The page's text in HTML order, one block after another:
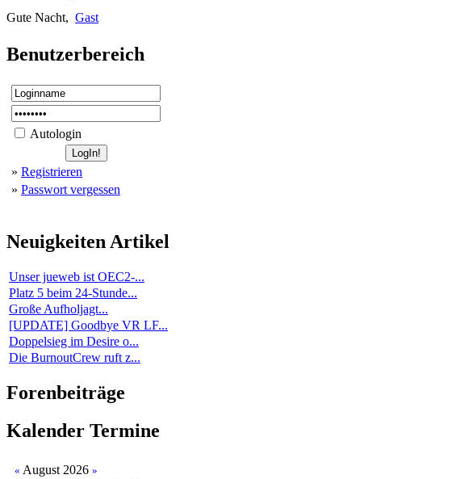
Gute Nacht, Gast
Benutzerbereich
Autologin
» Registrieren
» Passwort vergessen
Neuigkeiten Artikel
Unser jueweb ist OEC2-...
Platz 5 beim 24-Stunde...
Große Aufholjagt...
[UPDATE] Goodbye VR LF...
Doppelsieg im Desire o...
Die BurnoutCrew ruft z...
Forenbeiträge
Kalender Termine
« August 2026 »